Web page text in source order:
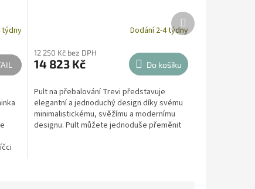
týdny Dodání 2-4 týdny
12 250 Kč bez DPH
14 823 Kč Do košíku
Pult na přebalování Trevi představuje
elegantní a jednoduchý design díky svému
minimalistickému, svěžímu a modernímu
designu. Pult můžete jednoduše přeměnit
Další
produkt